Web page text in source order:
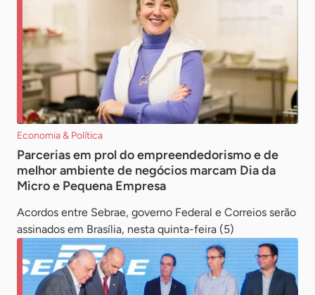
Economia & Política
Parcerias em prol do empreendedorismo e de
melhor ambiente de negócios marcam Dia da
Micro e Pequena Empresa
Acordos entre Sebrae, governo Federal e Correios serão
assinados em Brasília, nesta quinta-feira (5)